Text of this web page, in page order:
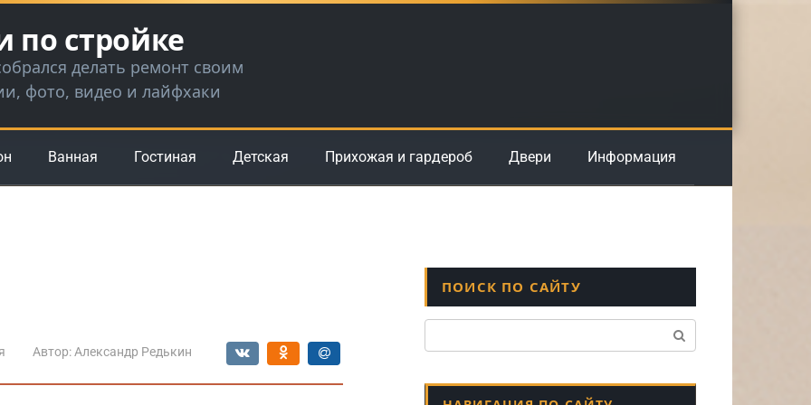
по стройке
делать ремонт своим
фото, видео и лайфхаки
Ванная Гостиная Детская Прихожая и гардероб Двери Информация
Автор: Александр Редькин
ПОИСК ПО САЙТУ